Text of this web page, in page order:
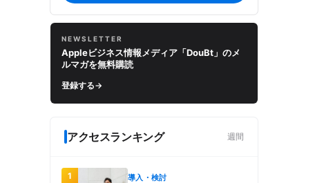
NEWSLETTER
Appleビジネス情報メディア「DouBt」のメ
ルマガを無料購読
登録する→
アクセスランキング 週間
1 導入・検討